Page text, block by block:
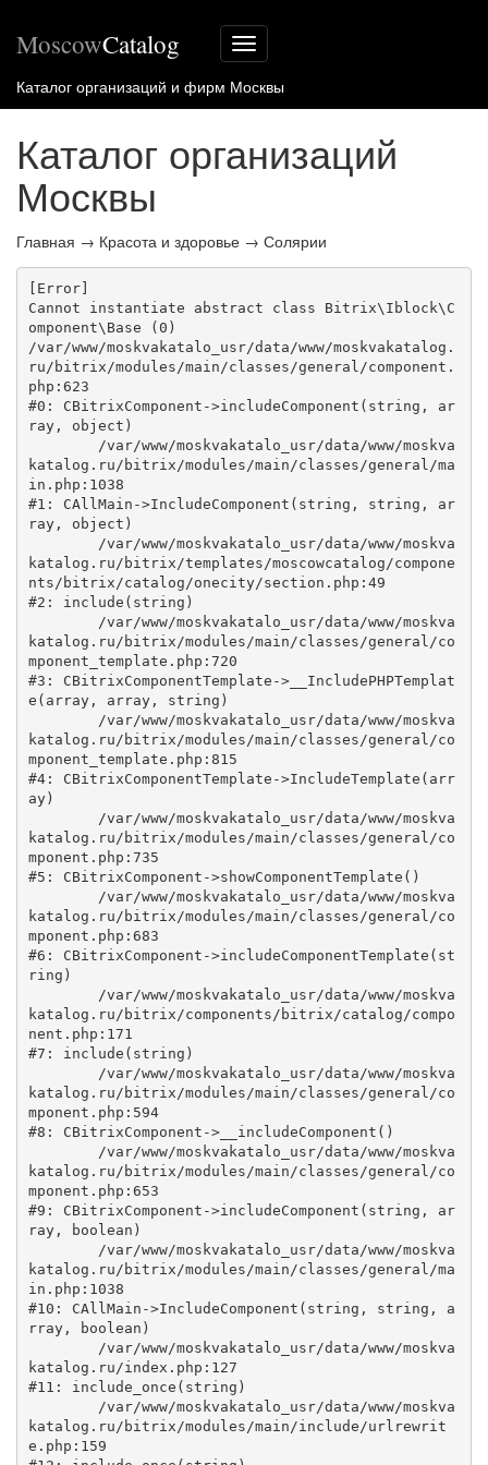
Меню
сайта
MoscowCatalog
Каталог организаций и фирм Москвы
Каталог организаций
Москвы
Главная → Красота и здоровье → Солярии
[Error]
Cannot instantiate abstract class Bitrix\Iblock\C
omponent\Base (0)
/var/www/moskvakatalo_usr/data/www/moskvakatalog.
ru/bitrix/modules/main/classes/general/component.
php:623
#0: CBitrixComponent->includeComponent(string, ar
ray, object)
katalog.ru/bitrix/modules/main/classes/general/ma
in.php:1038
#1: CAllMain->IncludeComponent(string, string, ar
ray, object)
katalog.ru/bitrix/templates/moscowcatalog/compone
nts/bitrix/catalog/onecity/section.php:49
#2: include(string)
katalog.ru/bitrix/modules/main/classes/general/co
mponent_template.php:720
#3: CBitrixComponentTemplate->__IncludePHPTemplat
e(array, array, string)
katalog.ru/bitrix/modules/main/classes/general/co
mponent_template.php:815
#4: CBitrixComponentTemplate->IncludeTemplate(arr
ay)
katalog.ru/bitrix/modules/main/classes/general/co
mponent.php:735
#5: CBitrixComponent->showComponentTemplate()
katalog.ru/bitrix/modules/main/classes/general/co
mponent.php:683
#6: CBitrixComponent->includeComponentTemplate(st
ring)
katalog.ru/bitrix/components/bitrix/catalog/compo
nent.php:171
#7: include(string)
katalog.ru/bitrix/modules/main/classes/general/co
mponent.php:594
#8: CBitrixComponent->__includeComponent()
katalog.ru/bitrix/modules/main/classes/general/co
mponent.php:653
#9: CBitrixComponent->includeComponent(string, ar
ray, boolean)
katalog.ru/bitrix/modules/main/classes/general/ma
in.php:1038
#10: CAllMain->IncludeComponent(string, string, a
rray, boolean)
katalog.ru/index.php:127
#11: include_once(string)
katalog.ru/bitrix/modules/main/include/urlrewrit
e.php:159